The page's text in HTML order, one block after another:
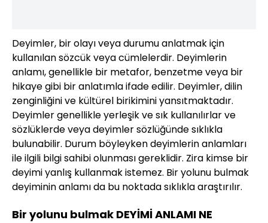
Deyimler, bir olayı veya durumu anlatmak için
kullanılan sözcük veya cümlelerdir. Deyimlerin
anlamı, genellikle bir metafor, benzetme veya bir
hikaye gibi bir anlatımla ifade edilir. Deyimler, dilin
zenginliğini ve kültürel birikimini yansıtmaktadır.
Deyimler genellikle yerleşik ve sık kullanılırlar ve
sözlüklerde veya deyimler sözlüğünde sıklıkla
bulunabilir. Durum böyleyken deyimlerin anlamları
ile ilgili bilgi sahibi olunması gereklidir. Zira kimse bir
deyimi yanlış kullanmak istemez. Bir yolunu bulmak
deyiminin anlamı da bu noktada sıklıkla araştırılır.
Bir yolunu bulmak DEYİMİ ANLAMI NE